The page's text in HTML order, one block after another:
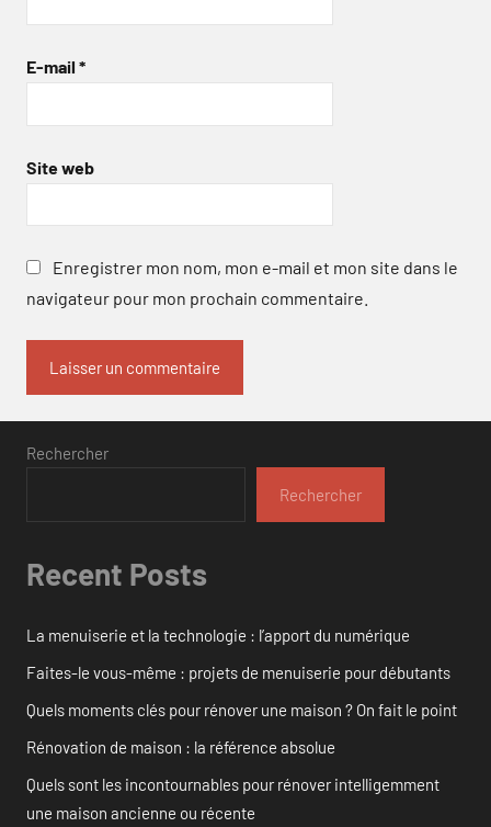
E-mail *
Site web
Enregistrer mon nom, mon e-mail et mon site dans le
navigateur pour mon prochain commentaire.
Rechercher
Rechercher
Recent Posts
La menuiserie et la technologie : l’apport du numérique
Faites-le vous-même : projets de menuiserie pour débutants
Quels moments clés pour rénover une maison ? On fait le point
Rénovation de maison : la référence absolue
Quels sont les incontournables pour rénover intelligemment
une maison ancienne ou récente